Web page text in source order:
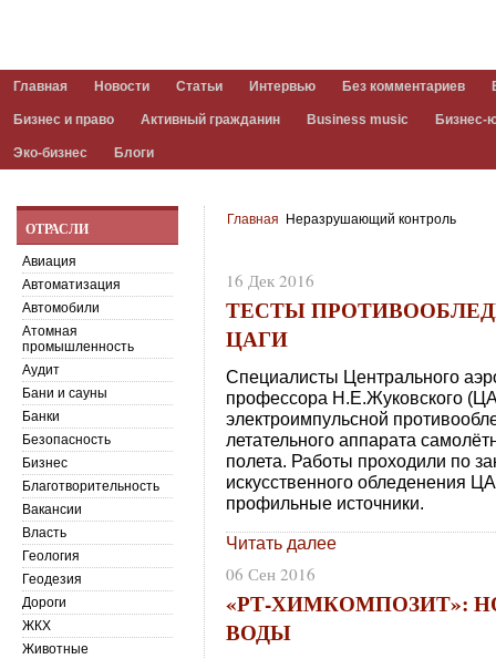
Главная Новости Статьи Интервью Без комментариев
Бизнес и право Активный гражданин Business music Бизнес-
Эко-бизнес Блоги
Главная Неразрушающий контроль
16 Дек 2016
ТЕСТЫ
ЦАГИ
Специалисты Центрального
профессора Н.Е.Жуковского
электроимпульсной
летательного аппарата
полета. Работы проходили по
искусственного обледенения
профильные источники.
Читать далее
06 Сен 2016
«РТ-ХИМКОМПОЗИТ»:
ВОДЫ
ОТРАСЛИ
Авиация
Автоматизация
Автомобили
Атомная
промышленность
Аудит
Бани и сауны
Банки
Безопасность
Бизнес
Благотворительность
Вакансии
Власть
Геология
Геодезия
Дороги
ЖКХ
Животные